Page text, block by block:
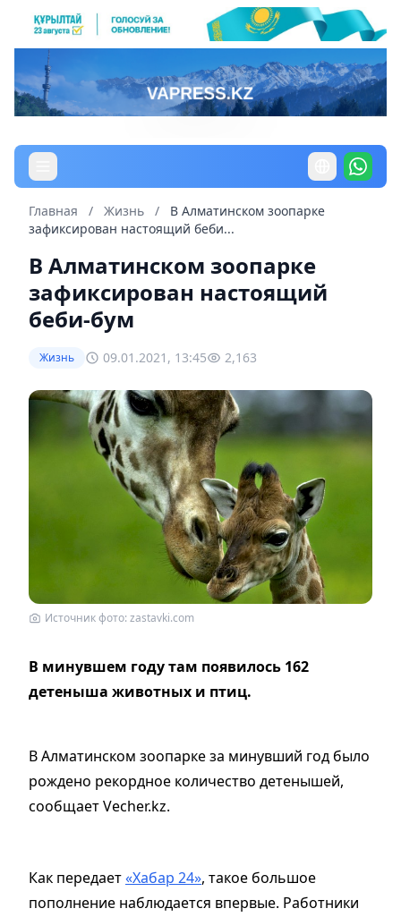
Главная / Жизнь /
В Алматинском зоопарке
зафиксирован настоящий беби...
В Алматинском зоопарке
зафиксирован настоящий
беби-бум
Жизнь 09.01.2021, 13:45 2,163
Источник фото: zastavki.com
В минувшем году там появилось 162
детеныша животных и птиц.
В Алматинском зоопарке за минувший год было
рождено рекордное количество детенышей,
сообщает Vecher.kz.
Как передает«Хабар 24», такое большое
пополнение наблюдается впервые. Работники